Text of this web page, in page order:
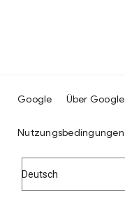
Google Über Google
Nutzungsbedingungen
Deutsch